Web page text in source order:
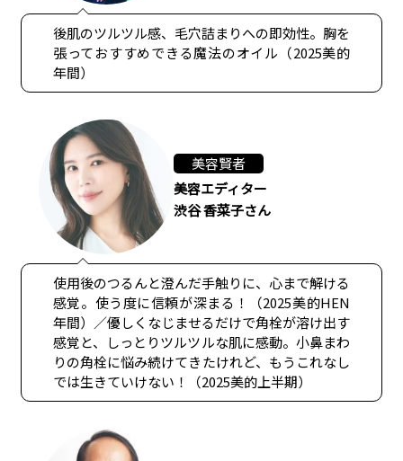
後肌のツルツル感、毛穴詰まりへの即効性。胸を
張っておすすめできる魔法のオイル（2025美的
年間）
美容賢者
美容エディター
渋谷 香菜子さん
使用後のつるんと澄んだ手触りに、心まで解ける
感覚。使う度に信頼が深まる！（2025美的HEN
年間）／優しくなじませるだけで角栓が溶け出す
感覚と、しっとりツルツルな肌に感動。小鼻まわ
りの角栓に悩み続けてきたけれど、もうこれなし
では生きていけない！（2025美的上半期）